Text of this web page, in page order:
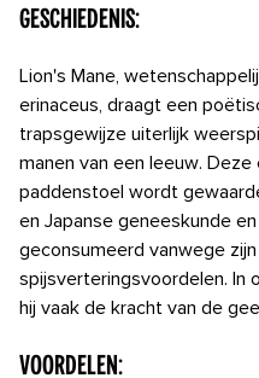
Geschiedenis:
Lion's Mane,
erinaceus, draagt ​​een
trapsgewijze uiterlijk
manen van een leeuw. Deze
paddenstoel wordt
en Japanse geneeskunde
geconsumeerd vanwege
spijsverteringsvoordelen. In
hij vaak de kracht van de
Voordelen: